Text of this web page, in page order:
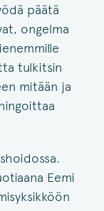
päätä
ongelma
tulkitsin
mitään ja
Eemi